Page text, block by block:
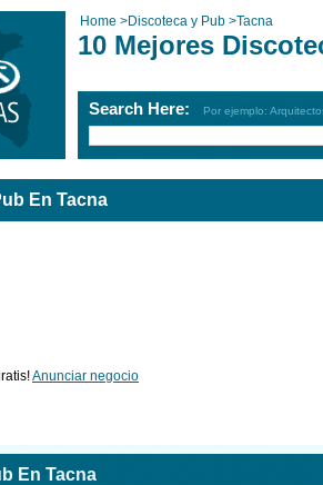
Home >Discoteca y Pub >Tacna
10 Mejores
Search Here: Por ejemplo:
En Tacna
Anunciar negocio
En Tacna